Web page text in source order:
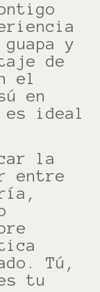
y
de
el
en
es ideal
la
entre
Tú,
tu